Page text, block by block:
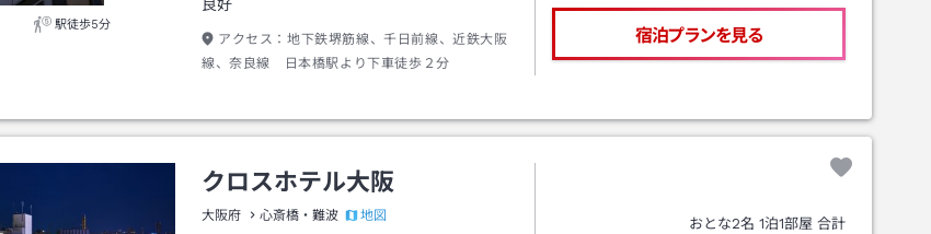
駅徒歩5分
良好
アクセス： 地下鉄堺筋線、千日前線、近鉄大阪
線、奈良線 日本橋駅より下車徒歩２分
宿泊プランを見る
クロスホテル大阪
大阪府 心斎橋・難波
地図
おとな2名 1泊1部屋 合計